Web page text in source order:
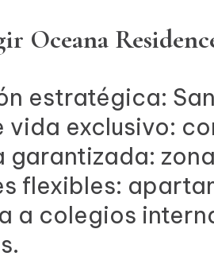
Oceana
estratégica:
vida exclusivo:
garantizada:
flexibles:
a colegios